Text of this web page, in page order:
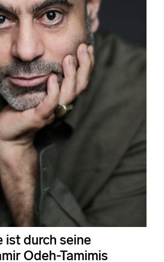
ist durch seine
Odeh-Tamimis